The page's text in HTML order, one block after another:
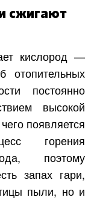
сжигают
кислород —
постоянно
высокой
появляется
горения
поэтому
запах гари,
пыли, но и